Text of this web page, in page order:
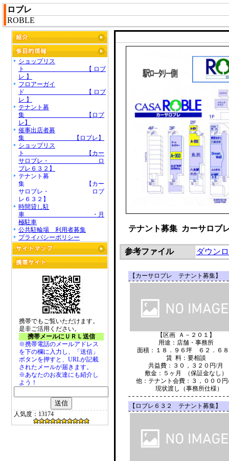
ロブレ
ROBLE
ショップリス
ト 【 ロブ
レ 】
フロアーガイ
ド 【 ロブ
レ 】
テナント募
集 【ロブ
レ】
催事出店者募
集 【ロブレ】
ショップリス
ト 【カー
サロブレ・ ロ
ブレ６３２】
テナント募
集 【カー
サロブレ・ ロブ
レ６３２】
時間貸し駐
車 ・月
極駐車
公共駐輪場 利用者募集
プライバシーポリシー
携帯でもご覧いただけます。
是非ご活用ください。
携帯メールにＵＲＬ送信
※携帯電話のメールアドレス
を下の欄に入力し、「送信」
ボタンを押すと、URLが記載
されたメールが届きます。
※あなたのお友達にも紹介し
よう！
人気度：13174
テナント募集 カーサロブ
参考ファイル ダウン
【カーサロブレ テナント募集】
【区画 Ａ－２０１】
用途：店舗・事務所
面積：１８．９６坪 ６２．６
賃 料：要相談
共益費：３０，３２０円/月
敷金：５ヶ月 （保証金なし）
他：テナント会費：３，０００円
現状渡し（事務所仕様）
【ロブレ６３２ テナント募集】